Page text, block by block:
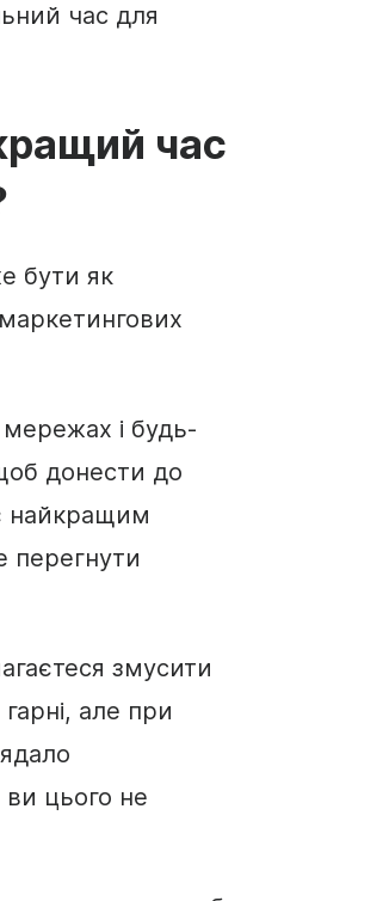
час для
час
бути як
і будь-
донести до
найкращим
перегнути
змусити
але при
цього не